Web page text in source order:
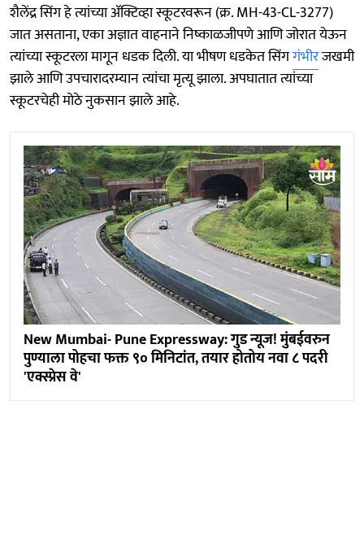
शैलेंद्र सिंग हे त्यांच्या ॲक्टिव्हा स्कूटरवरून (क्र. MH-43-CL-3277)
जात असताना, एका अज्ञात वाहनाने निष्काळजीपणे आणि जोरात येऊन
त्यांच्या स्कूटरला मागून धडक दिली. या भीषण धडकेत सिंगगंभीरजखमी
झाले आणि उपचारादरम्यान त्यांचा मृत्यू झाला. अपघातात त्यांच्या
स्कूटरचेही मोठे नुकसान झाले आहे.
New Mumbai- Pune Expressway: गुड न्यूज! मुंबईवरुन
पुण्याला पोहचा फक्त ९० मिनिटांत, तयार होतोय नवा ८ पदरी
'एक्स्प्रेस वे'